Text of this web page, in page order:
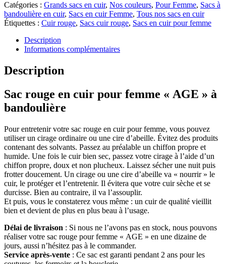
Catégories : Grands sacs en cuir, Nos couleurs, Pour Femme, Sacs à
bandoulière en cuir, Sacs en cuir Femme, Tous nos sacs en cuir
Étiquettes : Cuir rouge, Sacs cuir rouge, Sacs en cuir pour femme
Description
Informations complémentaires
Description
Sac rouge en cuir pour femme « AGE » à
bandoulière
Pour entretenir votre sac rouge en cuir pour femme, vous pouvez
utiliser un cirage ordinaire ou une cire d’abeille. Évitez des produits
contenant des solvants. Passez au préalable un chiffon propre et
humide. Une fois le cuir bien sec, passez votre cirage à l’aide d’un
chiffon propre, doux et non plucheux. Laissez sécher une nuit puis
frotter doucement. Un cirage ou une cire d’abeille va « nourrir » le
cuir, le protéger et l’entretenir. Il évitera que votre cuir sèche et se
durcisse. Bien au contraire, il va l’assouplir.
Et puis, vous le constaterez vous même : un cuir de qualité vieillit
bien et devient de plus en plus beau à l’usage.
Délai de livraison : Si nous ne l’avons pas en stock, nous pouvons
réaliser votre sac rouge pour femme « AGE » en une dizaine de
jours, aussi n’hésitez pas à le commander.
Service après-vente : Ce sac est garanti pendant 2 ans pour les